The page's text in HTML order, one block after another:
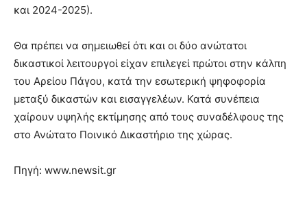
και 2024-2025).
Θα πρέπει να σημειωθεί ότι και οι δύο ανώτατοι
δικαστικοί λειτουργοί είχαν επιλεγεί πρώτοι στην κάλπη
του Αρείου Πάγου, κατά την εσωτερική ψηφοφορία
μεταξύ δικαστών και εισαγγελέων. Κατά συνέπεια
χαίρουν υψηλής εκτίμησης από τους συναδέλφους της
στο Ανώτατο Ποινικό Δικαστήριο της χώρας.
Πηγή: www.newsit.gr